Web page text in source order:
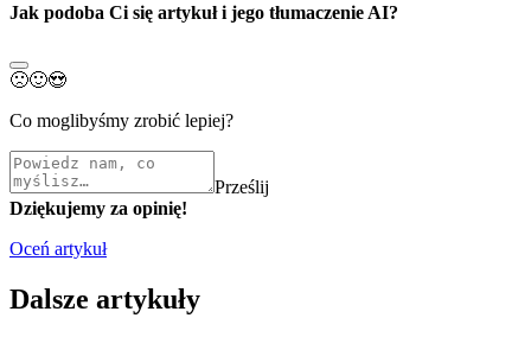
Jak podoba Ci się artykuł i jego tłumaczenie AI?
🙁🙂😍
Co moglibyśmy zrobić lepiej?
Prześlij
Dziękujemy za opinię!
Oceń artykuł
Dalsze artykuły